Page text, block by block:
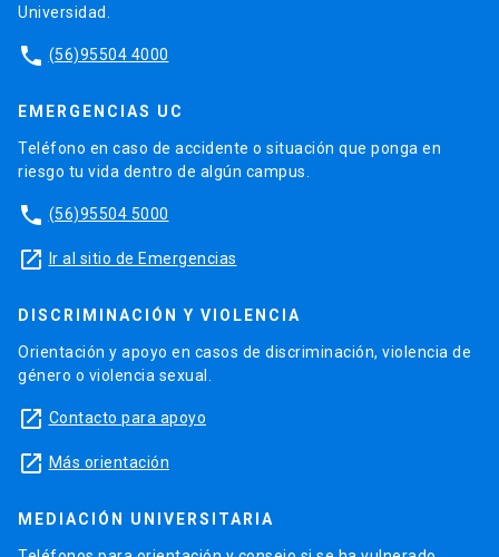
Universidad.
phone (56)95504 4000
EMERGENCIAS UC
Teléfono en caso de accidente o situación que ponga en
riesgo tu vida dentro de algún campus.
phone (56)95504 5000
launch Ir al sitio de Emergencias
DISCRIMINACIÓN Y VIOLENCIA
Orientación y apoyo en casos de discriminación, violencia de
género o violencia sexual.
launch Contacto para apoyo
launch Más orientación
MEDIACIÓN UNIVERSITARIA